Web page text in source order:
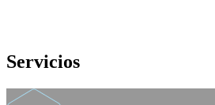
Servicios